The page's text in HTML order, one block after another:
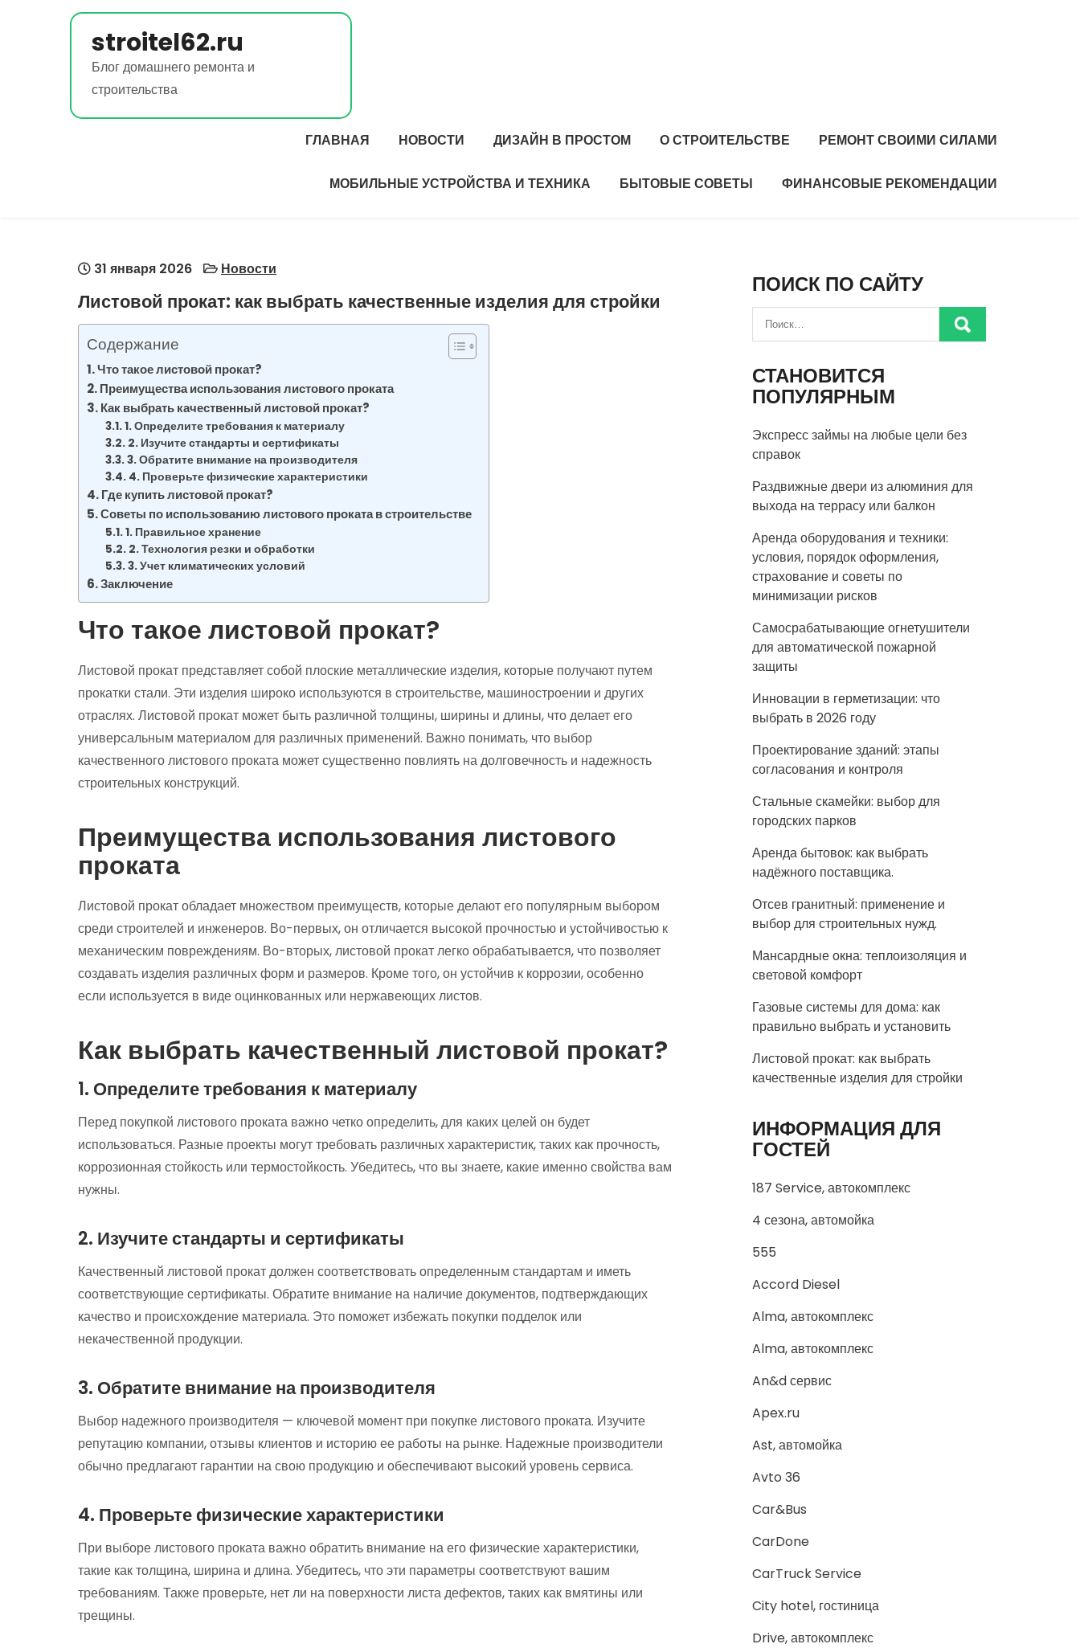
stroitel62.ru
Блог домашнего ремонта и
строительства
ГЛАВНАЯ НОВОСТИ ДИЗАЙН В ПРОСТОМ О СТРОИТЕЛЬСТВЕ РЕМОНТ СВОИМИ СИЛАМИ
МОБИЛЬНЫЕ УСТРОЙСТВА И ТЕХНИКА БЫТОВЫЕ СОВЕТЫ ФИНАНСОВЫЕ РЕКОМЕНДАЦИИ
31 января 2026 Новости
Листовой прокат: как выбрать качественные изделия для стройки
Содержание
Что такое листовой прокат?
Преимущества использования листового проката
Как выбрать качественный листовой прокат?
1. Определите требования к материалу
2. Изучите стандарты и сертификаты
3. Обратите внимание на производителя
4. Проверьте физические характеристики
Где купить листовой прокат?
Советы по использованию листового проката в строительстве
1. Правильное хранение
2. Технология резки и обработки
3. Учет климатических условий
Заключение
Что такое листовой прокат?
Листовой прокат представляет собой плоские металлические изделия, которые получают путем
прокатки стали. Эти изделия широко используются в строительстве, машиностроении и других
отраслях. Листовой прокат может быть различной толщины, ширины и длины, что делает его
универсальным материалом для различных применений. Важно понимать, что выбор
качественного листового проката может существенно повлиять на долговечность и надежность
строительных конструкций.
Преимущества использования листового
проката
Листовой прокат обладает множеством преимуществ, которые делают его популярным выбором
среди строителей и инженеров. Во-первых, он отличается высокой прочностью и устойчивостью к
механическим повреждениям. Во-вторых, листовой прокат легко обрабатывается, что позволяет
создавать изделия различных форм и размеров. Кроме того, он устойчив к коррозии, особенно
если используется в виде оцинкованных или нержавеющих листов.
Как выбрать качественный листовой прокат?
1. Определите требования к материалу
Перед покупкой листового проката важно четко определить, для каких целей он будет
использоваться. Разные проекты могут требовать различных характеристик, таких как прочность,
коррозионная стойкость или термостойкость. Убедитесь, что вы знаете, какие именно свойства вам
нужны.
2. Изучите стандарты и сертификаты
Качественный листовой прокат должен соответствовать определенным стандартам и иметь
соответствующие сертификаты. Обратите внимание на наличие документов, подтверждающих
качество и происхождение материала. Это поможет избежать покупки подделок или
некачественной продукции.
3. Обратите внимание на производителя
Выбор надежного производителя — ключевой момент при покупке листового проката. Изучите
репутацию компании, отзывы клиентов и историю ее работы на рынке. Надежные производители
обычно предлагают гарантии на свою продукцию и обеспечивают высокий уровень сервиса.
4. Проверьте физические характеристики
При выборе листового проката важно обратить внимание на его физические характеристики,
такие как толщина, ширина и длина. Убедитесь, что эти параметры соответствуют вашим
требованиям. Также проверьте, нет ли на поверхности листа дефектов, таких как вмятины или
трещины.
ПОИСК ПО САЙТУ
СТАНОВИТСЯ
ПОПУЛЯРНЫМ
Экспресс займы на любые цели без
справок
Раздвижные двери из алюминия для
выхода на террасу или балкон
Аренда оборудования и техники:
условия, порядок оформления,
страхование и советы по
минимизации рисков
Самосрабатывающие огнетушители
для автоматической пожарной
защиты
Инновации в герметизации: что
выбрать в 2026 году
Проектирование зданий: этапы
согласования и контроля
Стальные скамейки: выбор для
городских парков
Аренда бытовок: как выбрать
надёжного поставщика.
Отсев гранитный: применение и
выбор для строительных нужд.
Мансардные окна: теплоизоляция и
световой комфорт
Газовые системы для дома: как
правильно выбрать и установить
Листовой прокат: как выбрать
качественные изделия для стройки
ИНФОРМАЦИЯ ДЛЯ
ГОСТЕЙ
187 Service, автокомплекс
4 сезона, автомойка
555
Accord Diesel
Alma, автокомплекс
Alma, автокомплекс
An&d сервис
Apex.ru
Ast, автомойка
Avto 36
Car&Bus
CarDone
CarTruck Service
City hotel, гостиница
Drive, автокомплекс